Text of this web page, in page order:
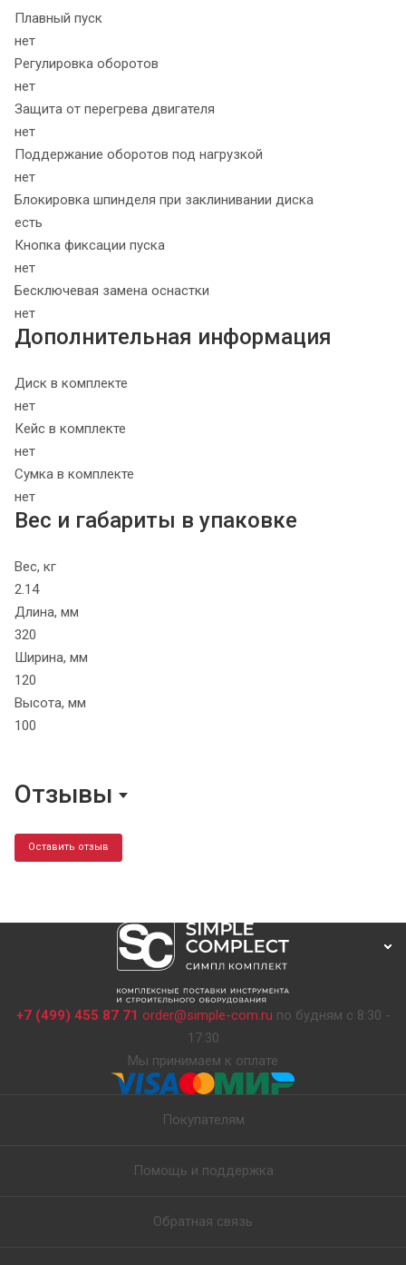
Плавный пуск
нет
Регулировка оборотов
нет
Защита от перегрева двигателя
нет
Поддержание оборотов под нагрузкой
нет
Блокировка шпинделя при заклинивании диска
есть
Кнопка фиксации пуска
нет
Бесключевая замена оснастки
нет
Дополнительная информация
Диск в комплекте
нет
Кейс в комплекте
нет
Сумка в комплекте
нет
Вес и габариты в упаковке
Вес, кг
2.14
Длина, мм
320
Ширина, мм
120
Высота, мм
100
Отзывы
Оставить отзыв
+7 (499) 455 87 71 order@simple-com.ru по будням с 8:30 -
17:30
Мы принимаем к оплате
Покупателям
Помощь и поддержка
Обратная связь